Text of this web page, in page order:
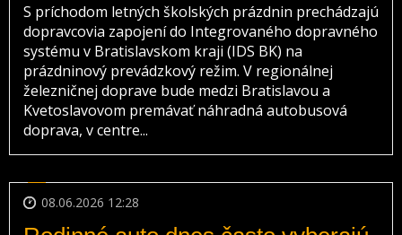
S príchodom letných školských prázdnin prechádzajú
dopravcovia zapojení do Integrovaného dopravného
systému v Bratislavskom kraji (IDS BK) na
prázdninový prevádzkový režim. V regionálnej
železničnej doprave bude medzi Bratislavou a
Kvetoslavovom premávať náhradná autobusová
doprava, v centre...
08.06.2026 12:28